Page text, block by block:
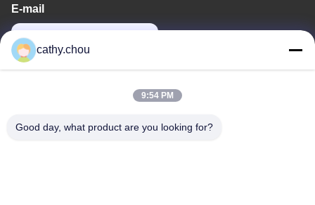
E-mail
cathy.chou
9:54 PM
Good day, what product are you looking for?